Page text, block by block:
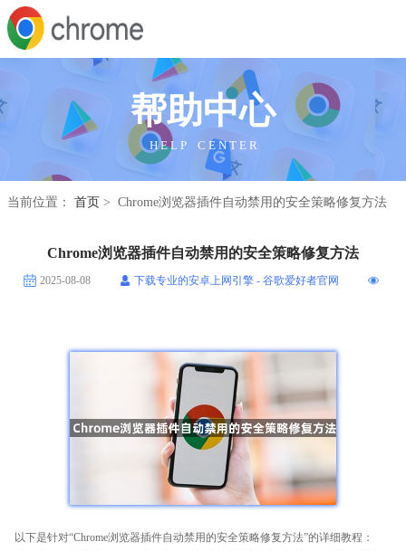
帮助中心
H E L P C E N T E R
当前位置： 首页 > Chrome浏览器插件自动禁用的安全策略修复方法
Chrome浏览器插件自动禁用的安全策略修复方法
2025-08-08 下载专业的安卓上网引擎 - 谷歌爱好者官网
以下是针对“Chrome浏览器插件自动禁用的安全策略修复方法”的详细教程：